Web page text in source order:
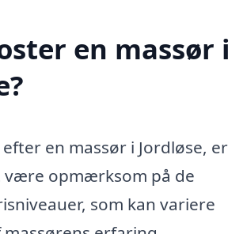
en massør i
en massør i Jordløse, er
opmærksom på de
som kan variere